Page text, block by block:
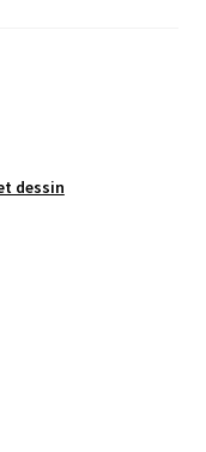
dessin